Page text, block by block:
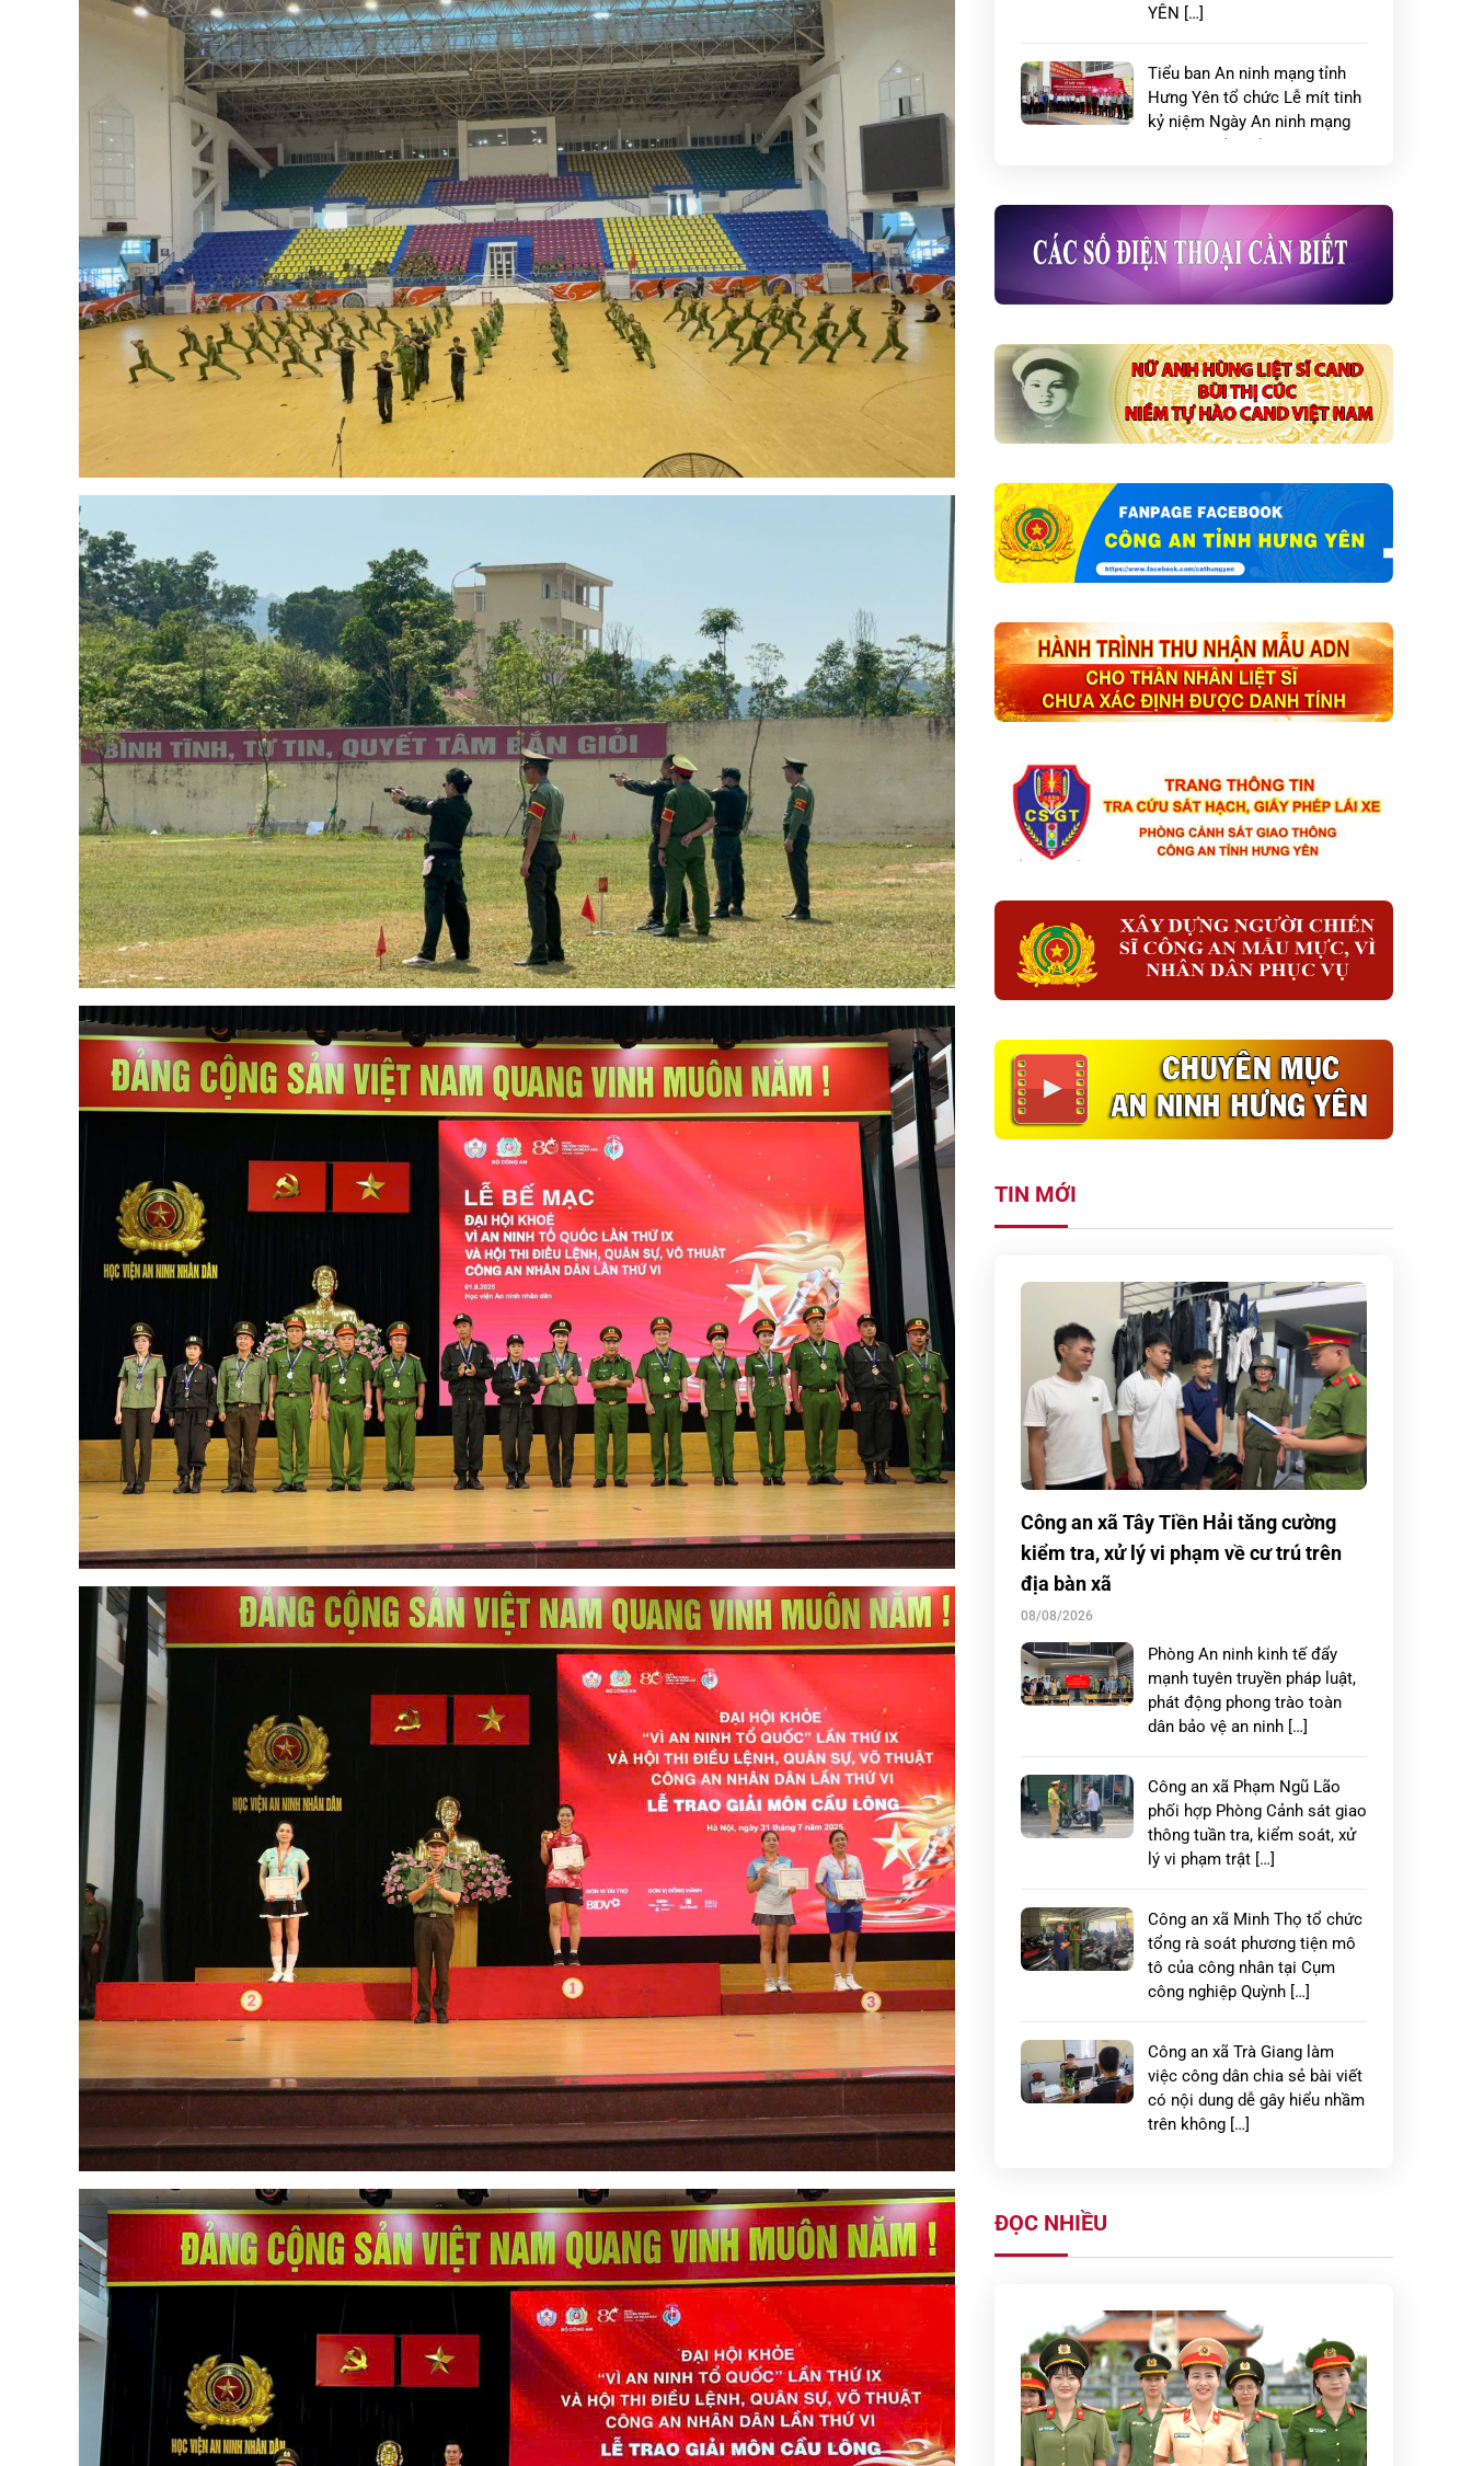
YÊN […]
Tiểu ban An ninh mạng tỉnh
Hưng Yên tổ chức Lễ mít tinh
kỷ niệm Ngày An ninh mạng
Việt Nam (06/8)
TIN MỚI
Công an xã Tây Tiền Hải tăng cường
kiểm tra, xử lý vi phạm về cư trú trên
địa bàn xã
08/08/2026
Phòng An ninh kinh tế đẩy
mạnh tuyên truyền pháp luật,
phát động phong trào toàn
dân bảo vệ an ninh […]
Công an xã Phạm Ngũ Lão
phối hợp Phòng Cảnh sát giao
thông tuần tra, kiểm soát, xử
lý vi phạm trật […]
Công an xã Minh Thọ tổ chức
tổng rà soát phương tiện mô
tô của công nhân tại Cụm
công nghiệp Quỳnh […]
Công an xã Trà Giang làm
việc công dân chia sẻ bài viết
có nội dung dễ gây hiểu nhầm
trên không […]
cam kết chấp […]
Công an xã Đoàn Đào phối
hợp làm sạch dữ liệu đất đai,
góp phần xây dựng chính
quyền số
Nâng cao cảnh giác và các
ĐỌC NHIỀU